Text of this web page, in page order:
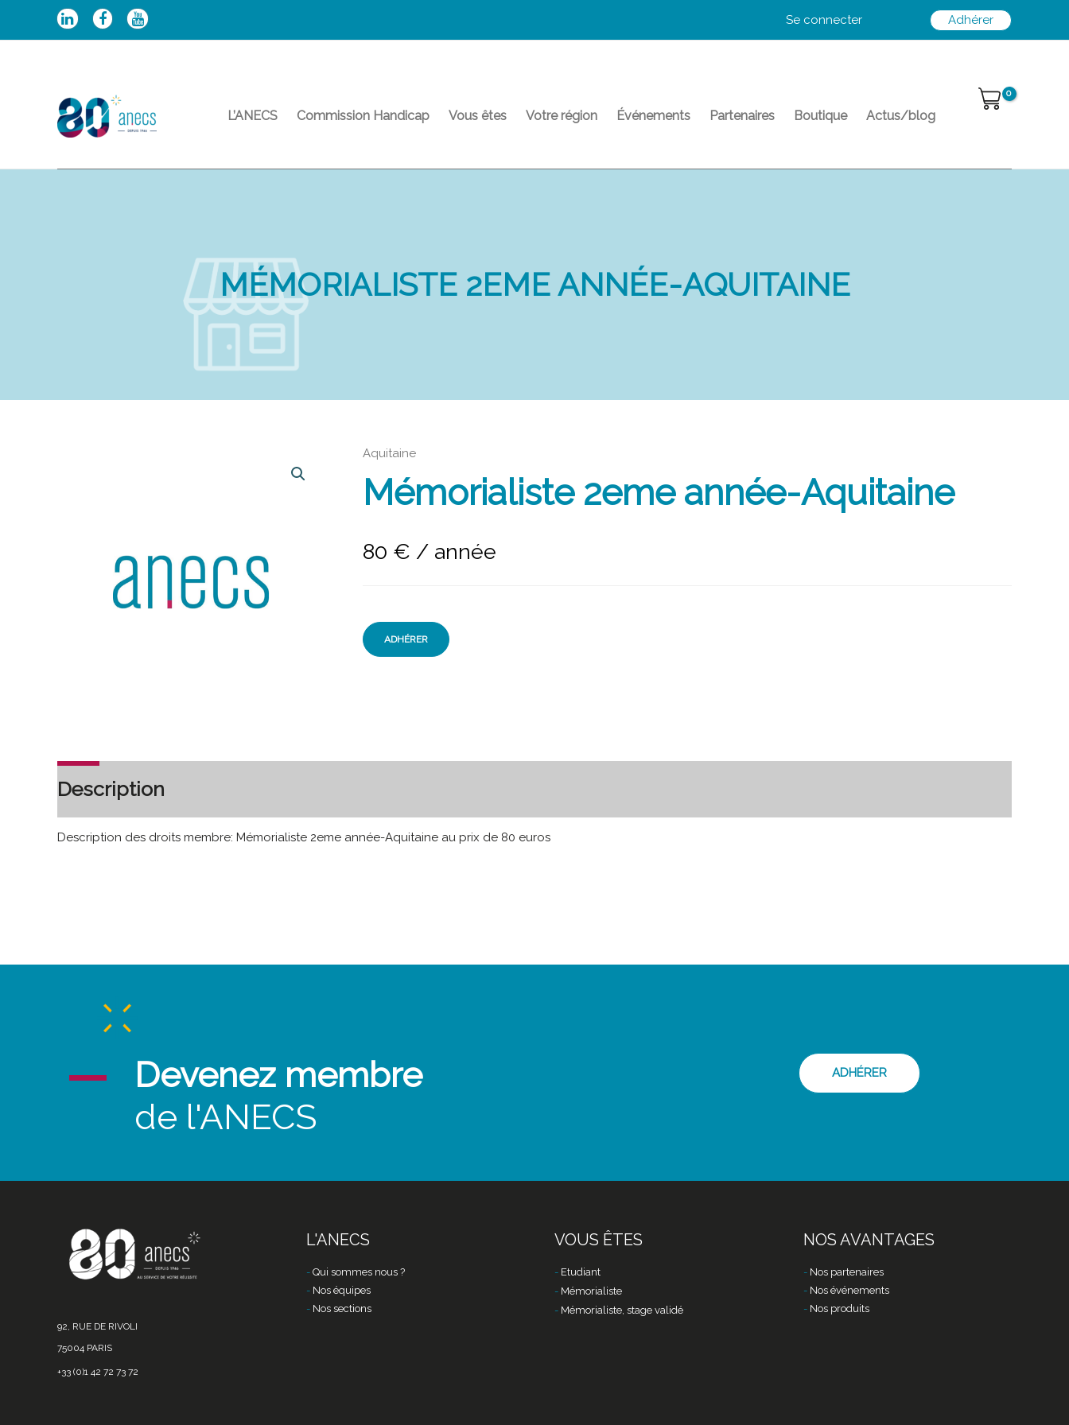
Se connecter Adhérer
L’ANECS Commission Handicap Vous êtes Votre région Événements Partenaires Boutique Actus/blog
MÉMORIALISTE 2EME ANNÉE-AQUITAINE
Aquitaine
Mémorialiste 2eme année-Aquitaine
80 € / année
ADHÉRER
Description
Description des droits membre: Mémorialiste 2eme année-Aquitaine au prix de 80 euros
Devenez membre
de l'ANECS
ADHÉRER
92, RUE DE RIVOLI
75004 PARIS
+33 (0)1 42 72 73 72
L'ANECS
Qui sommes nous ?
Nos équipes
Nos sections
VOUS ÊTES
Etudiant
Mémorialiste
Mémorialiste, stage validé
NOS AVANTAGES
Nos partenaires
Nos événements
Nos produits